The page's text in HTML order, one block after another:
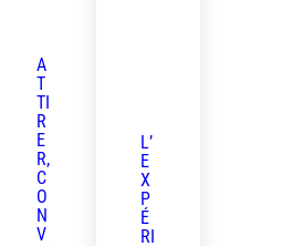
A
T
TI
R
E
R,
C
O
N
V
L’
E
X
P
É
RI